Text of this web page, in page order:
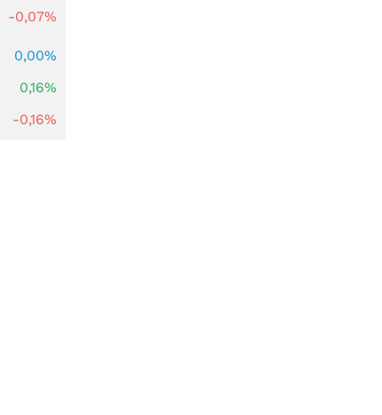
-0,07%
0,00%
0,16%
-0,16%